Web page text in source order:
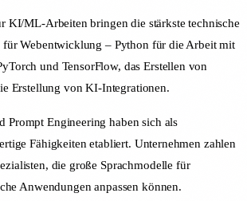
KI/ML-Arbeiten bringen die stärkste technische
für Webentwicklung – Python für die Arbeit mit
und TensorFlow, das Erstellen von
Erstellung von KI-Integrationen.
Prompt Engineering haben sich als
Fähigkeiten etabliert. Unternehmen zahlen
die große Sprachmodelle für
Anwendungen anpassen können.